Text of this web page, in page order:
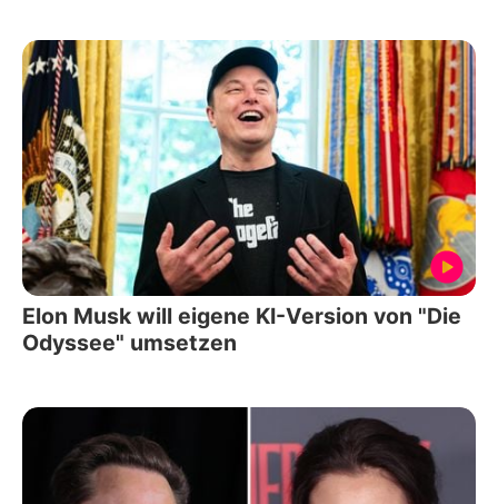
Elon Musk will eigene KI-Version von "Die
Odyssee" umsetzen